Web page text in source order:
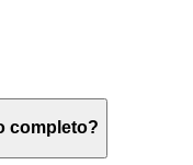
completo?